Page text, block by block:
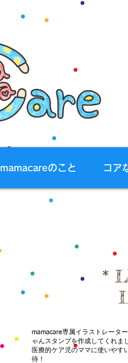
mamacareのこと コア
mamacare専属イラストレータ
ゃんスタンプを作成してくれま
医療的ケア児のママに使いやす
待！
*